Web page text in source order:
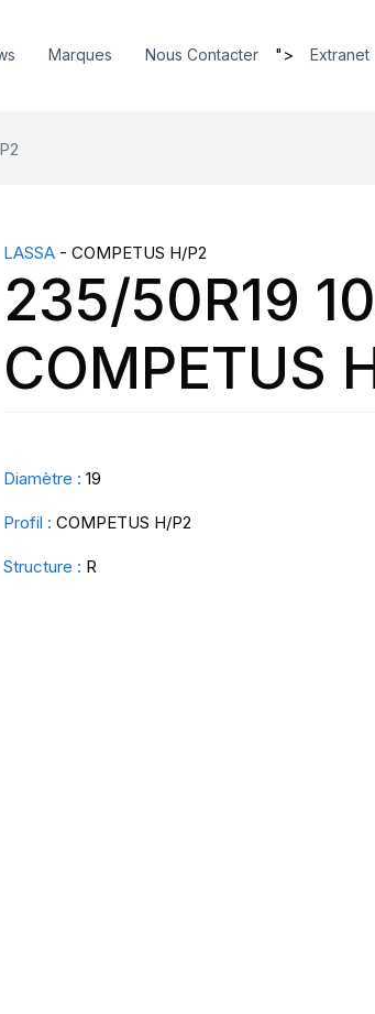
Marques Nous Contacter "> Extranet
LASSA - COMPETUS H/P2
235/50R19
COMPETUS
Diamètre : 19
Profil : COMPETUS H/P2
Structure : R